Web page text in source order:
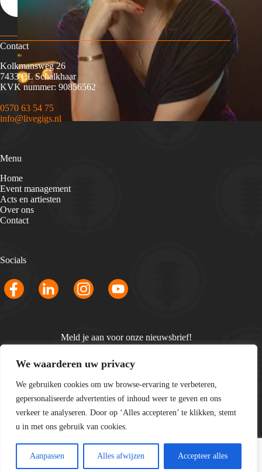
We waarderen uw privacy
We gebruiken cookies om uw browse-ervaring te verbeteren,
gepersonaliseerde advertenties of inhoud weer te geven en ons
verkeer te analyseren. Door op ‘Alles accepteren’ te klikken, stemt
u in met ons gebruik van cookies.
Aanpassen Alles afwijzen Accepteer alles
Contact
Kolkmansweg 26
7433 CL Schalkhaar
KVK nummer: 90856562
0570 63 54 75
info@livegigs.nl
Menu
Home
Event management
Acts en artiesten
Over ons
Contact
Socials
Meld je aan voor onze nieuwsbrief!
*
Copyright © 2026 LiveGigs - Fullservice evenementenbureau